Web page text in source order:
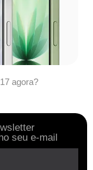
agora?
seu e-mail